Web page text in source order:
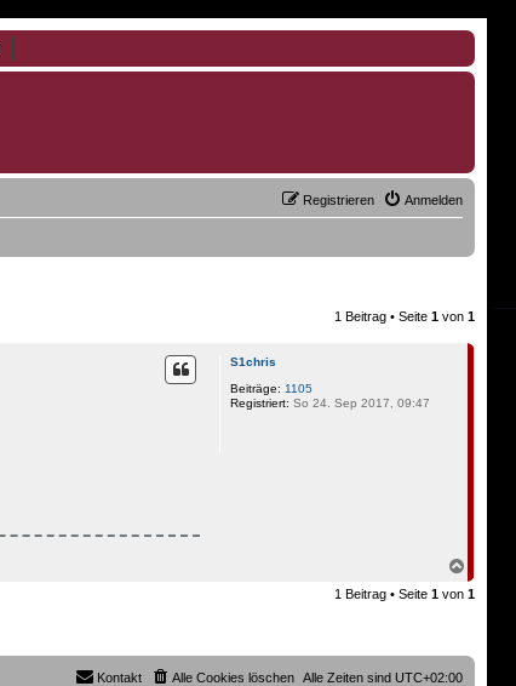
Anmelden
Registrieren
1 Beitrag • Seite1 von1
S1chris
Beiträge: 1105
Registriert: So 24. Sep 2017, 09:47
a
c
e
1 Beitrag • Seite1 von1
Alle Zeiten sindUTC+02:00
Alle Cookies löschen
Kontakt